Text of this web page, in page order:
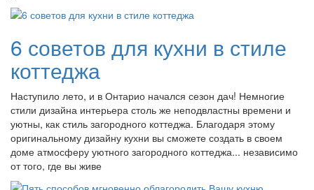
6 советов для кухни в стиле
коттеджа
Наступило лето, и в Онтарио начался сезон дач! Немногие
стили дизайна интерьера столь же неподвластны времени и
уютны, как стиль загородного коттеджа. Благодаря этому
оригинальному дизайну кухни вы сможете создать в своем
доме атмосферу уютного загородного коттеджа... независимо
от того, где вы живе